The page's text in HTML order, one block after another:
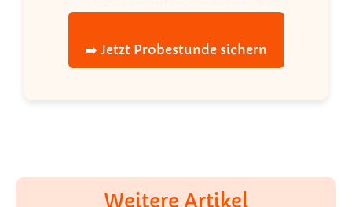
➡️ Jetzt Probestunde sichern
Weitere Artikel